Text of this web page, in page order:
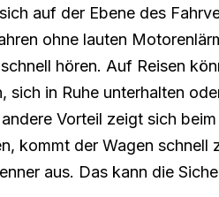
auf der Ebene des
ohne lauten
hören. Auf Reisen
in Ruhe unterhalten
Vorteil zeigt sich
kommt der Wagen schnell
aus. Das kann die